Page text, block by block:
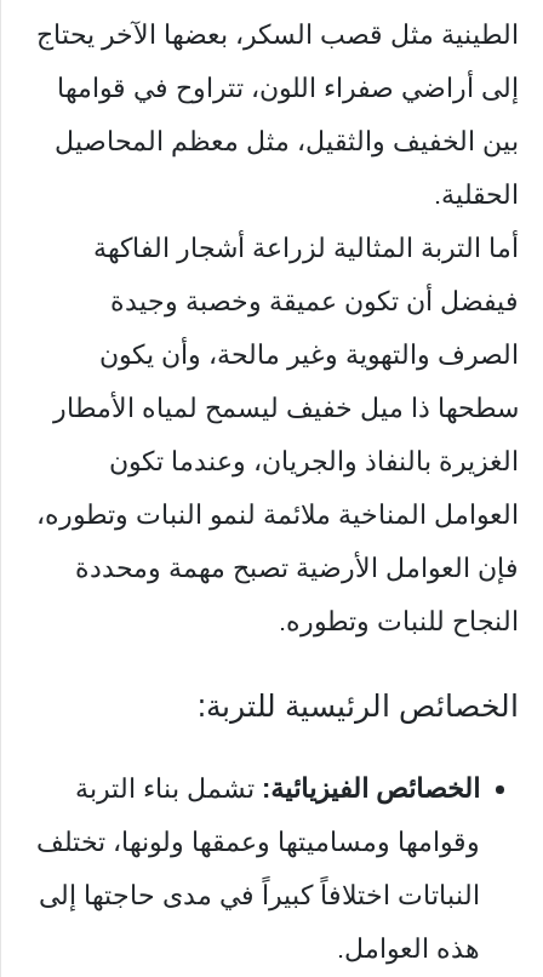
الطينية مثل قصب السكر، بعضها الآخر يحتاج
إلى أراضي صفراء اللون، تتراوح في قوامها
بين الخفيف والثقيل، مثل معظم المحاصيل
الحقلية.
أما التربة المثالية لزراعة أشجار الفاكهة
فيفضل أن تكون عميقة وخصبة وجيدة
الصرف والتهوية وغير مالحة، وأن يكون
سطحها ذا میل خفيف ليسمح لمياه الأمطار
الغزيرة بالنفاذ والجريان، وعندما تكون
العوامل المناخية ملائمة لنمو النبات وتطوره،
فإن العوامل الأرضية تصبح مهمة ومحددة
النجاح للنبات وتطوره.
الخصائص الرئيسية للتربة:
الخصائص الفيزيائية: تشمل بناء التربة
وقوامها ومساميتها وعمقها ولونها، تختلف
النباتات اختلافاً كبيراً في مدى حاجتها إلى
هذه العوامل.